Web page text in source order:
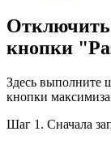
кнопки
Здесь выполните
кнопки
Шаг 1. Сначала